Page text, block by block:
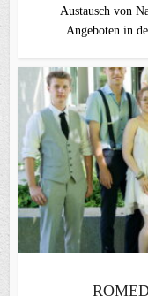
Austausch von
Angeboten in